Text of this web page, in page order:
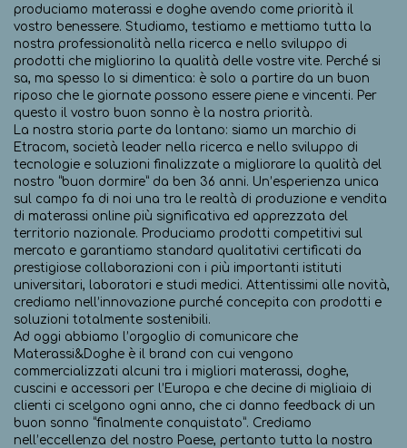
produciamo materassi e doghe avendo come priorità il
vostro benessere. Studiamo, testiamo e mettiamo tutta la
nostra professionalità nella ricerca e nello sviluppo di
prodotti che migliorino la qualità delle vostre vite. Perché si
sa, ma spesso lo si dimentica: è solo a partire da un buon
riposo che le giornate possono essere piene e vincenti. Per
questo il vostro buon sonno è la nostra priorità.
La nostra storia parte da lontano: siamo un marchio di
Etracom, società leader nella ricerca e nello sviluppo di
tecnologie e soluzioni finalizzate a migliorare la qualità del
nostro “buon dormire” da ben 36 anni. Un’esperienza unica
sul campo fa di noi una tra le realtà di produzione e vendita
di materassi online più significativa ed apprezzata del
territorio nazionale. Produciamo prodotti competitivi sul
mercato e garantiamo standard qualitativi certificati da
prestigiose collaborazioni con i più importanti istituti
universitari, laboratori e studi medici. Attentissimi alle novità,
crediamo nell’innovazione purché concepita con prodotti e
soluzioni totalmente sostenibili.
Ad oggi abbiamo l’orgoglio di comunicare che
Materassi&Doghe è il brand con cui vengono
commercializzati alcuni tra i migliori materassi, doghe,
cuscini e accessori per l’Europa e che decine di migliaia di
clienti ci scelgono ogni anno, che ci danno feedback di un
buon sonno “finalmente conquistato”. Crediamo
nell’eccellenza del nostro Paese, pertanto tutta la nostra